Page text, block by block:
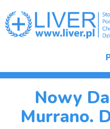
Nowy
Murrano.